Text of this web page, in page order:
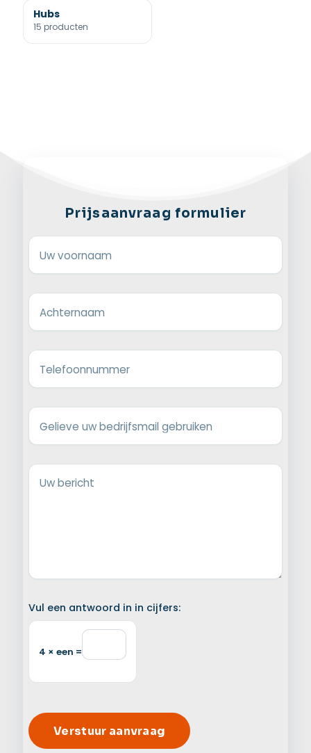
Hubs
15 producten
Prijsaanvraag formulier
Uw voornaam
Achternaam
Telefoonnummer
Gelieve uw bedrijfsmail gebruiken
Uw bericht
Vul een antwoord in in cijfers:
4 × een =